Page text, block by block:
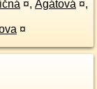
¤, Agátová ¤,
¤